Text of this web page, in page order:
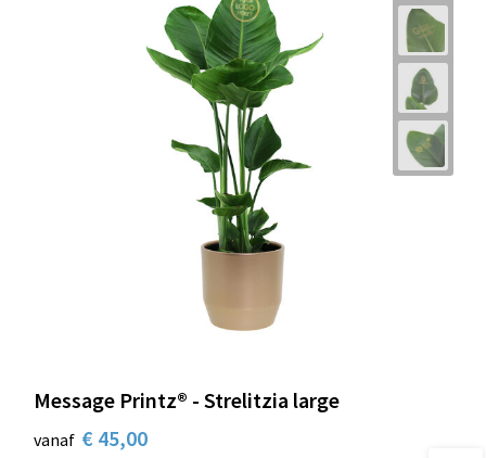
Message Printz® - Strelitzia large
vanaf € 45,00